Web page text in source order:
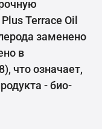
Terrace Oil
заменено
в
что означает,
- био-